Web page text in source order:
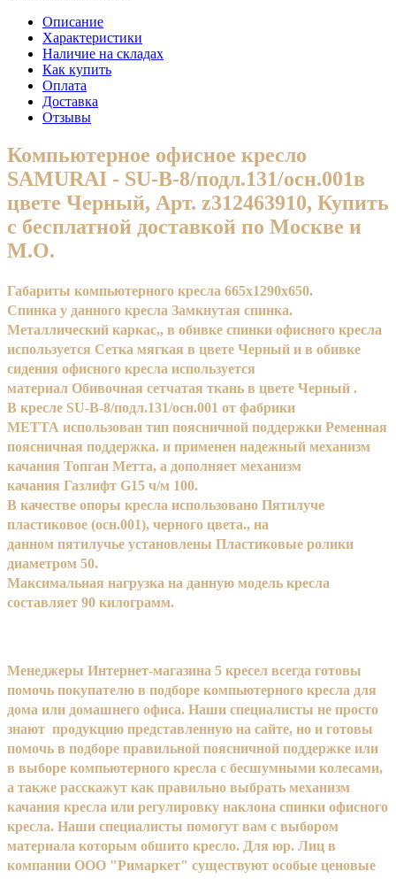
Описание
Характеристики
Наличие на складах
Как купить
Оплата
Доставка
Отзывы
Компьютерное офисное кресло
SAMURAI - SU-B-8/подл.131/осн.001в
цвете Черный, Арт. z312463910, Купить
с бесплатной доставкой по Москве и
М.О.
Габариты компьютерного кресла 665x1290x650.
Спинка у данного кресла Замкнутая спинка.
Металлический каркас,, в обивке спинки офисного кресла
используется Сетка мягкая в цвете Черный и в обивке
сидения офисного кресла используется
материал Обивочная сетчатая ткань в цвете Черный .
В кресле SU-B-8/подл.131/осн.001 от фабрики
МЕТТА использован тип поясничной поддержки Ременная
поясничная поддержка. и применен надежный механизм
качания Топган Метта, а дополняет механизм
качания Газлифт G15 ч/м 100.
В качестве опоры кресла использовано Пятилуче
пластиковое (осн.001), черного цвета., на
данном пятилучье установлены Пластиковые ролики
диаметром 50.
Максимальная нагрузка на данную модель кресла
составляет 90 килограмм.
Менеджеры Интернет-магазина 5 кресел всегда готовы
помочь покупателю в подборе компьютерного кресла для
дома или домашнего офиса. Наши специалисты не просто
знают продукцию представленную на сайте, но и готовы
помочь в подборе правильной поясничной поддержке или
в выборе компьютерного кресла с бесшумными колесами,
а также расскажут как правильно выбрать механизм
качания кресла или регулировку наклона спинки офисного
кресла. Наши специалисты помогут вам с выбором
материала которым обшито кресло. Для юр. Лиц в
компании ООО "Римаркет" существуют особые ценовые